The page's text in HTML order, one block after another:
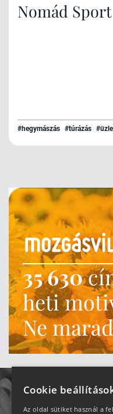
Nomád
#hegymászás #túrázás
35 630
heti
Ne
Cookie
Az oldal sütiket használ a